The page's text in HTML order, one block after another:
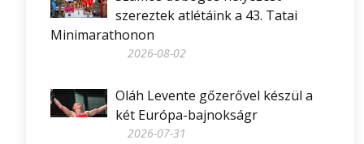
szereztek atlétáink a 43. Tatai
Minimarathonon
2026-08-02
Oláh Levente gőzerővel készül a
két Európa-bajnokságr
2026-07-31